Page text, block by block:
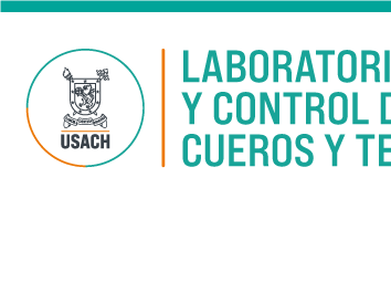
Pasar al contenido principal